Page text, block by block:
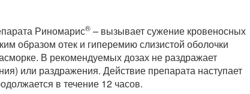
Риномарис® – вызывает сужение кровеносных
образом отек и гиперемию слизистой оболочки
В рекомендуемых дозах не раздражает
или раздражения. Действие препарата наступает
в течение 12 часов.